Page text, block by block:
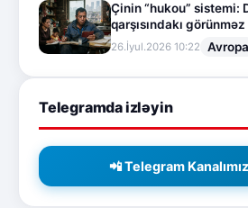
Çinin “hukou” sistemi:
qarşısındakı
26.İyul.2026 10:22 Avropa
Telegramda izləyin
📲 Telegram